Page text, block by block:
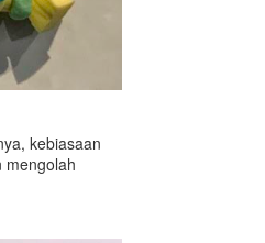
kebiasaan
mengolah